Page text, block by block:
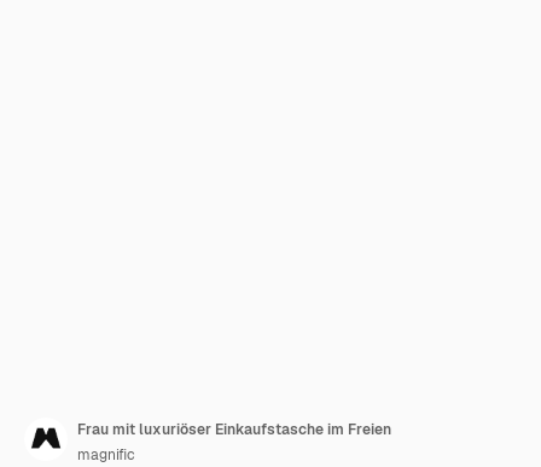
Frau mit luxuriöser Einkaufstasche im Freien
magnific